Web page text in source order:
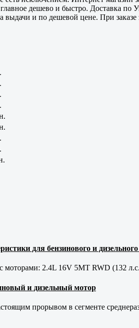
дешево и быстро. Доставка
выдачи и по дешевой цене. При
для бензинового и
моторами: 2.4L 16V 5MT RWD (132
и дизельный мотор
прорывом в сегменте